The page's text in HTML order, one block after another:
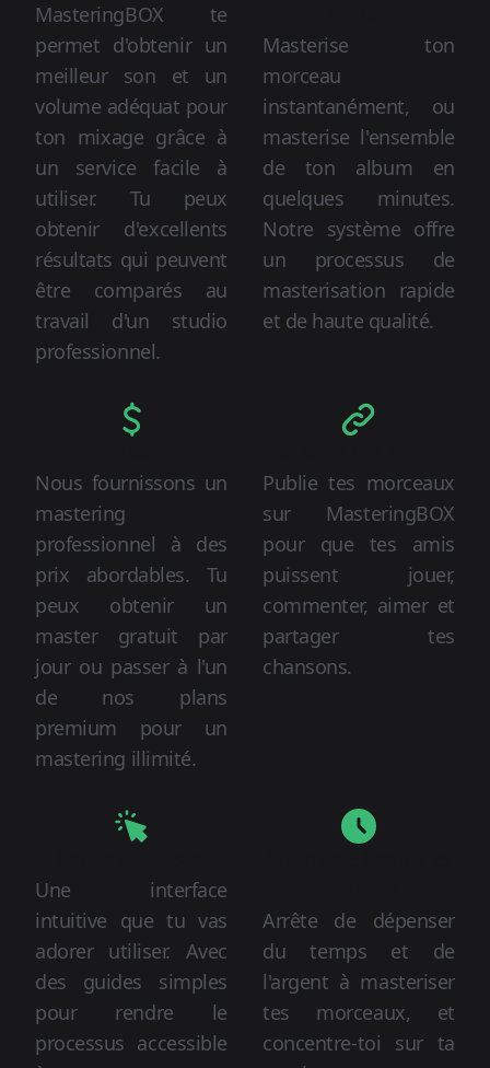
MasteringBOX te
permet d'obtenir un
meilleur son et un
volume adéquat pour
ton mixage grâce à
un service facile à
utiliser. Tu peux
obtenir d'excellents
résultats qui peuvent
être comparés au
travail d'un studio
professionnel.
Masterise ton
morceau
instantanément, ou
masterise l'ensemble
de ton album en
quelques minutes.
Notre système offre
un processus de
masterisation rapide
et de haute qualité.
Nous fournissons un
mastering
professionnel à des
prix abordables. Tu
peux obtenir un
master gratuit par
jour ou passer à l'un
de nos plans
premium pour un
mastering illimité.
Publie tes morceaux
sur MasteringBOX
pour que tes amis
puissent jouer,
commenter, aimer et
partager tes
chansons.
Une interface
intuitive que tu vas
adorer utiliser. Avec
des guides simples
pour rendre le
processus accessible
Arrête de dépenser
du temps et de
l'argent à masteriser
tes morceaux, et
concentre-toi sur ta